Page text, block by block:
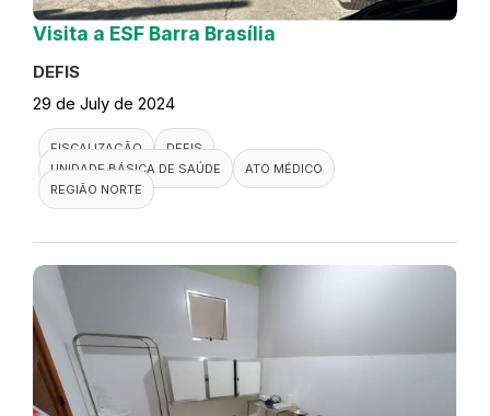
Visita a ESF Barra Brasília
DEFIS
29 de July de 2024
FISCALIZAÇÃO
DEFIS
UNIDADE BÁSICA DE SAÚDE
ATO MÉDICO
REGIÃO NORTE